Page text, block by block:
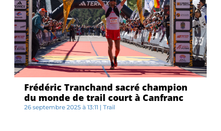
Frédéric Tranchand sacré champion
du monde de trail court à Canfranc
26 septembre 2025 à 13:11 | Trail